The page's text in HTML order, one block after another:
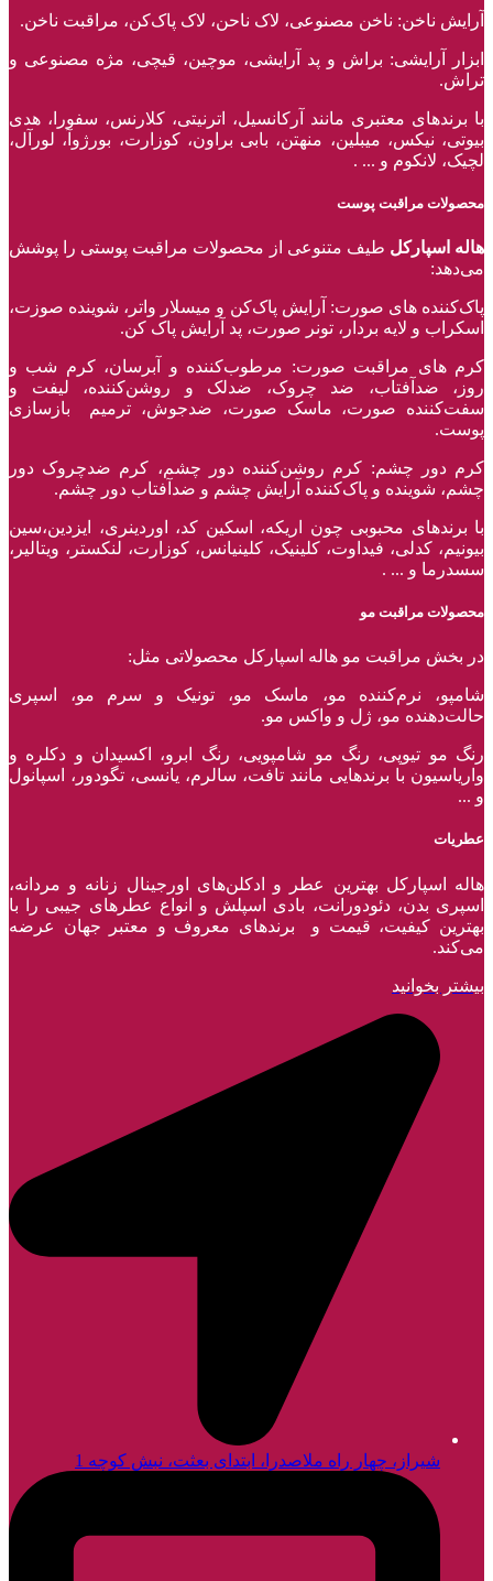
آرایش ناخن: ناخن مصنوعی، لاک ناحن، لاک پاک‌کن، مراقبت ناخن.
ابزار آرایشی: براش و پد آرایشی، موچین، قیچی، مژه مصنوعی و
تراش.
با برند‌های معتبری مانند آرکانسیل، اترنیتی، کلارنس، سفورا، هدی
بیوتی، نیکس، میبلین، منهتن، بابی براون، کوزارت، بورژوآ، لورآل،
لچیک، لانکوم و ... .
محصولات مراقبت پوست
هاله اسپارکل طیف متنوعی از محصولات مراقبت پوستی را پوشش
می‌دهد:
پاک‌کننده ‌های صورت: آرایش پاک‌کن و میسلار واتر، شوینده صوزت،
اسکراب و لایه بردار، تونر صورت، پد آرایش پاک کن.
کرم های مراقبت صورت: مرطوب‌کننده و آبرسان، کرم شب و
روز، ضدآفتاب، ضد چروک، ضدلک و روشن‌کننده، لیفت و
سفت‌کننده صورت، ماسک صورت، ضدجوش، ترمیم بازسازی
پوست.
کرم دور چشم: کرم روشن‌کننده دور چشم، کرم ضدچروک دور
چشم، شوینده و پاک‌کننده آرایش چشم و ضدآفتاب دور چشم.
با برند‌های محبوبی چون اریکه، اسکین کد، اوردینری، ایزدین،سین
بیونیم، کدلی، فیداوت، کلینیک، کلینیانس، کوزارت، لنکستر، ویتالیر،
سسدرما و ... .
محصولات مراقبت مو
در بخش مراقبت مو هاله اسپارکل محصولاتی مثل:
شامپو، نرم‌کننده مو، ماسک مو، تونیک و سرم مو، اسپری
حالت‌دهنده مو، ژل و واکس مو.
رنگ مو تیوپی، رنگ مو شامپویی، رنگ ابرو، اکسیدان و دکلره و
واریاسیون با برند‌هایی مانند تافت، سالرم، یانسی، تگودور، اسپانول
و ...
عطریات
هاله اسپارکل بهترین عطر و ادکلن‌های اورجینال زنانه و مردانه،
اسپری بدن، دئودورانت، بادی اسپلش و انواع عطر‌های جیبی را با
بهترین کیفیت، قیمت و برندهای معروف و معتبر جهان عرضه
می‌کند.
بیشتر بخوانید
شیراز، چهار راه ملاصدرا، ابتدای بعثت، نبش کوچه 1